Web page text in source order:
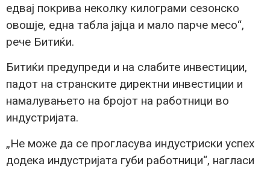
едвај покрива неколку килограми сезонско
овошје, една табла јајца и мало парче месо“,
рече Битиќи.
Битиќи предупреди и на слабите инвестиции,
падот на странските директни инвестиции и
намалувањето на бројот на работници во
индустријата.
„Не може да се прогласува индустриски успех
додека индустријата губи работници“, нагласи